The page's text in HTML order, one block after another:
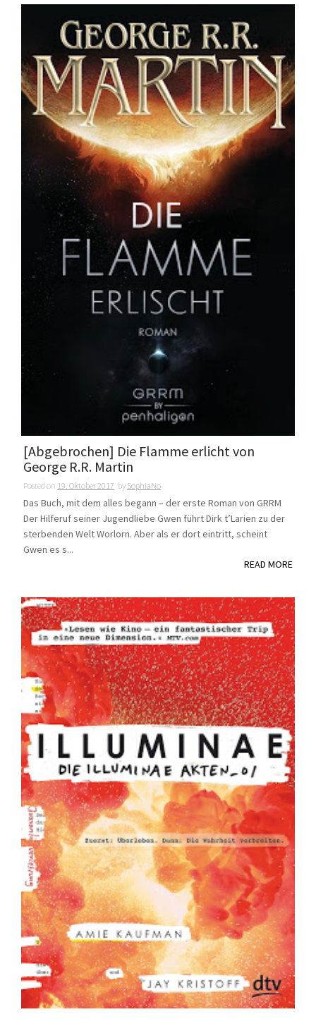
[Abgebrochen] Die Flamme erlicht von
George R.R. Martin
Posted on 19. Oktober 2017 by SophiaNo
Das Buch, mit dem alles begann – der erste Roman von GRRM
Der Hilferuf seiner Jugendliebe Gwen führt Dirk t’Larien zu der
sterbenden Welt Worlorn. Aber als er dort eintritt, scheint
Gwen es s...
READ MORE